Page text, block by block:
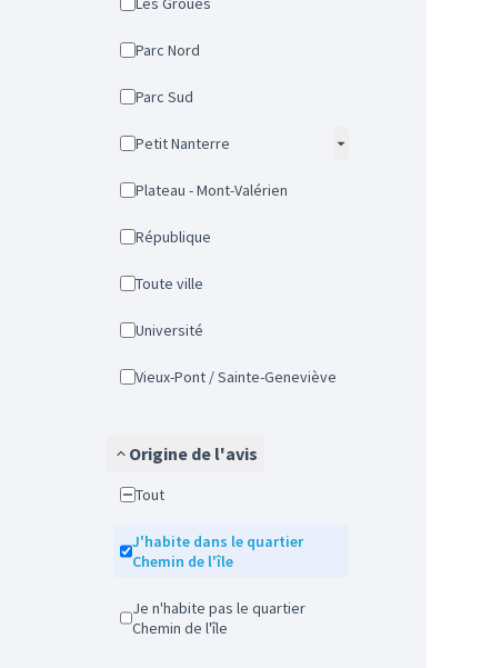
Parc Nord
Parc Sud
Petit Nanterre
Plateau - Mont-Valérien
République
Toute ville
Université
Vieux-Pont / Sainte-Geneviève
Origine de l'avis
Tout
J'habite dans le quartier
Chemin de l'île
Je n'habite pas le quartier
Chemin de l'île